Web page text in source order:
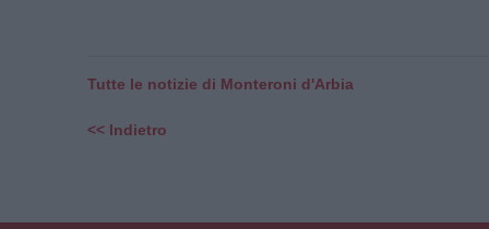
Tutte le notizie di Monteroni d'Arbia
<< Indietro